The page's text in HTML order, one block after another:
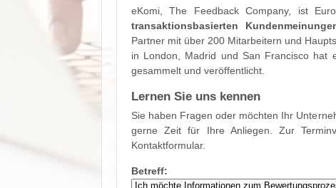
eKomi, The Feedback Company, ist
transaktionsbasierten
Partner mit über 200 Mitarbeitern und
in London, Madrid und San Francisco hat
gesammelt und veröffentlicht.
Lernen Sie uns kennen
Sie haben Fragen oder möchten Ihr
gerne Zeit für Ihre Anliegen. Zur
Kontaktformular.
Betreff: